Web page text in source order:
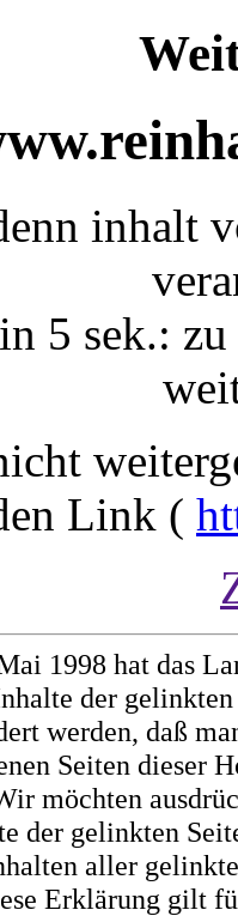
inhalt
5 sek.:
Link (
1998 hat das
der
werden, daß
Seiten dieser
möchten
der gelinkten
aller
Erklärung gilt